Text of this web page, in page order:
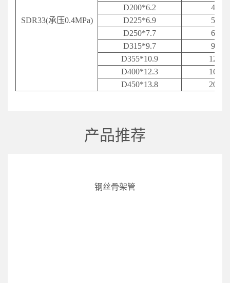
SDR33(承压0.4MPa)
D200*6.2
D225*6.9
D250*7.7
D315*9.7
D355*10.9
D400*12.3
D450*13.8
产品推荐
钢丝骨架管